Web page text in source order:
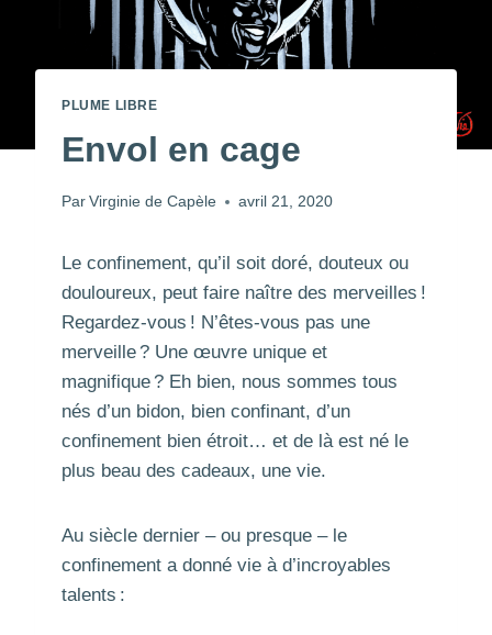
PLUME LIBRE
Envol en cage
Par Virginie de Capèle avril 21, 2020
Le confinement, qu’il soit doré, douteux ou
douloureux, peut faire naître des merveilles !
Regardez-vous ! N’êtes-vous pas une
merveille ? Une œuvre unique et
magnifique ? Eh bien, nous sommes tous
nés d’un bidon, bien confinant, d’un
confinement bien étroit… et de là est né le
plus beau des cadeaux, une vie.
Au siècle dernier – ou presque – le
confinement a donné vie à d’incroyables
talents :